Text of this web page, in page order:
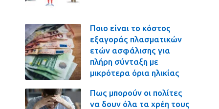
Ποιο είναι το κόστος
εξαγοράς πλασματικών
ετών ασφάλισης για
πλήρη σύνταξη με
μικρότερα όρια ηλικίας
Πως μπορούν οι πολίτες
να δουν όλα τα χρέη τους